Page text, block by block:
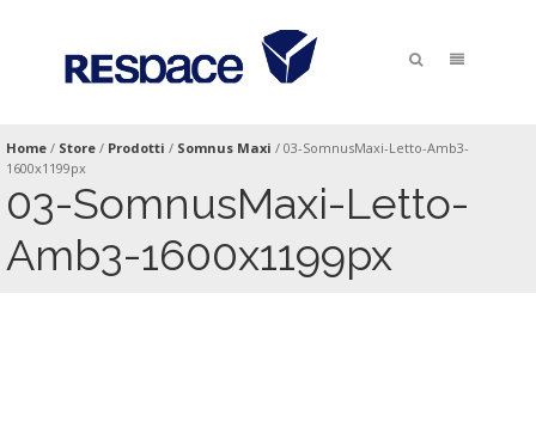
Home / Store / Prodotti / Somnus Maxi / 03-SomnusMaxi-Letto-Amb3-
1600x1199px
03-SomnusMaxi-Letto-
Amb3-1600x1199px